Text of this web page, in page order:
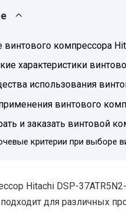
винтового компрессора
характеристики
использования
винтового
и заказать винтовой
критерии при выборе
Hitachi DSP-
подходит для различных